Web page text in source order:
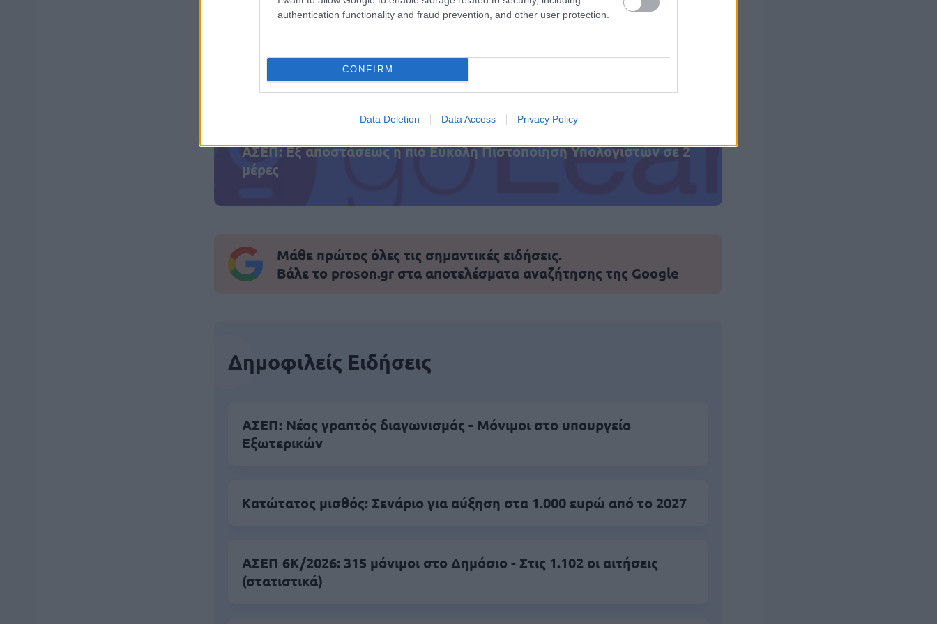
authentication functionality and fraud prevention, and other user protection.
CONFIRM
Data Deletion Data Access Privacy Policy
ΑΣΕΠ: Εξ αποστάσεως η πιο Εύκολη Πιστοποίηση Υπολογιστών σε 2
μέρες
Μάθε πρώτος όλες τις σημαντικές ειδήσεις.
Βάλε το proson.gr στα αποτελέσματα αναζήτησης της Google
Δημοφιλείς Ειδήσεις
ΑΣΕΠ: Νέος γραπτός διαγωνισμός - Μόνιμοι στο υπουργείο
Εξωτερικών
Κατώτατος μισθός: Σενάριο για αύξηση στα 1.000 ευρώ από το 2027
ΑΣΕΠ 6Κ/2026: 315 μόνιμοι στο Δημόσιο - Στις 1.102 οι αιτήσεις
(στατιστικά)